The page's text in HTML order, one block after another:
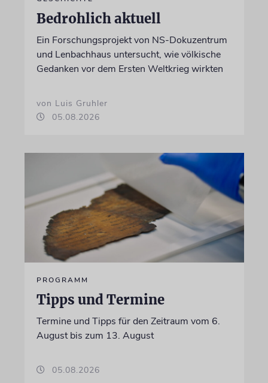
Bedrohlich aktuell
Ein Forschungsprojekt von NS-Dokuzentrum
und Lenbachhaus untersucht, wie völkische
Gedanken vor dem Ersten Weltkrieg wirkten
von Luis Gruhler
05.08.2026
PROGRAMM
Tipps und Termine
Termine und Tipps für den Zeitraum vom 6.
August bis zum 13. August
05.08.2026